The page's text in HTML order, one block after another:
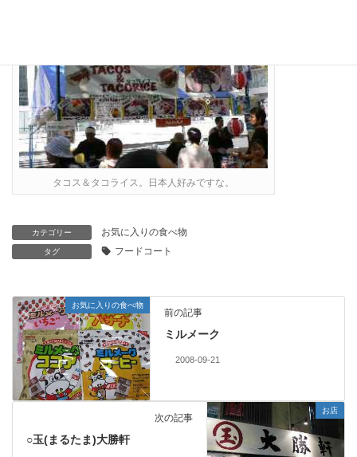
タコス＆タコライス。日本人好みですな。
カテゴリー お気に入りの食べ物
タグ フードコート
お気に入りの食べ物
前の記事
ミルメーク
2008-09-21
お店
次の記事
○玉(まるたま)大勝軒